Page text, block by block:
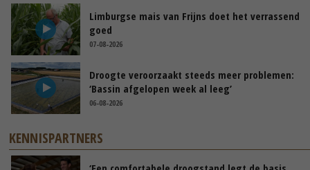
Limburgse mais van Frijns doet het verrassend
goed
07-08-2026
Droogte veroorzaakt steeds meer problemen:
‘Bassin afgelopen week al leeg’
06-08-2026
KENNISPARTNERS